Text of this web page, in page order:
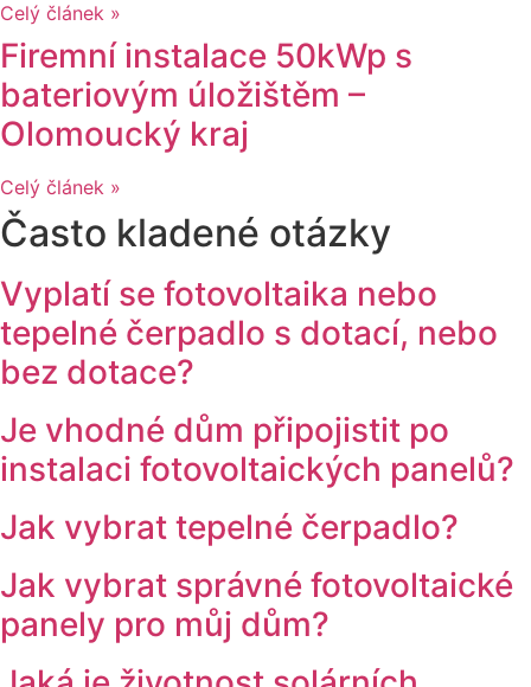
Celý článek »
Firemní instalace 50kWp s
bateriovým úložištěm –
Olomoucký kraj
Celý článek »
Často kladené otázky
Vyplatí se fotovoltaika nebo
tepelné čerpadlo s dotací, nebo
bez dotace?
Je vhodné dům připojistit po
instalaci fotovoltaických panelů?
Jak vybrat tepelné čerpadlo?
Jak vybrat správné fotovoltaické
panely pro můj dům?